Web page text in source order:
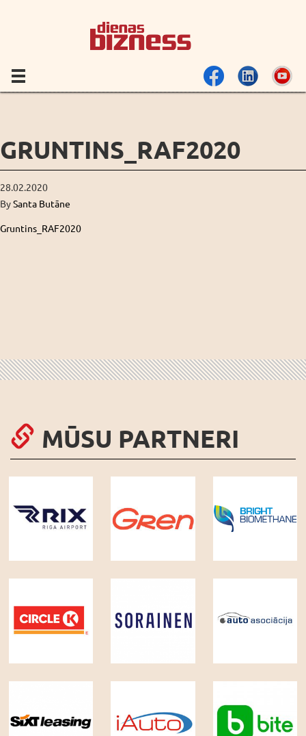
GRUNTINS_RAF2020
28.02.2020
BySanta Butāne
Gruntins_RAF2020
MŪSU PARTNERI